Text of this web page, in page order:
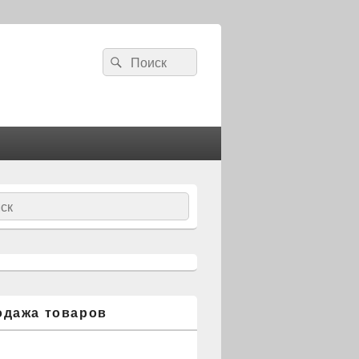
Search
for:
Search
товаров